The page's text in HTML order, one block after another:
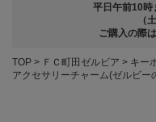
平日午前10時
（
ご購入の際
TOP ＦＣ町田ゼルビア
キー
アクセサリーチャーム(ゼルビー